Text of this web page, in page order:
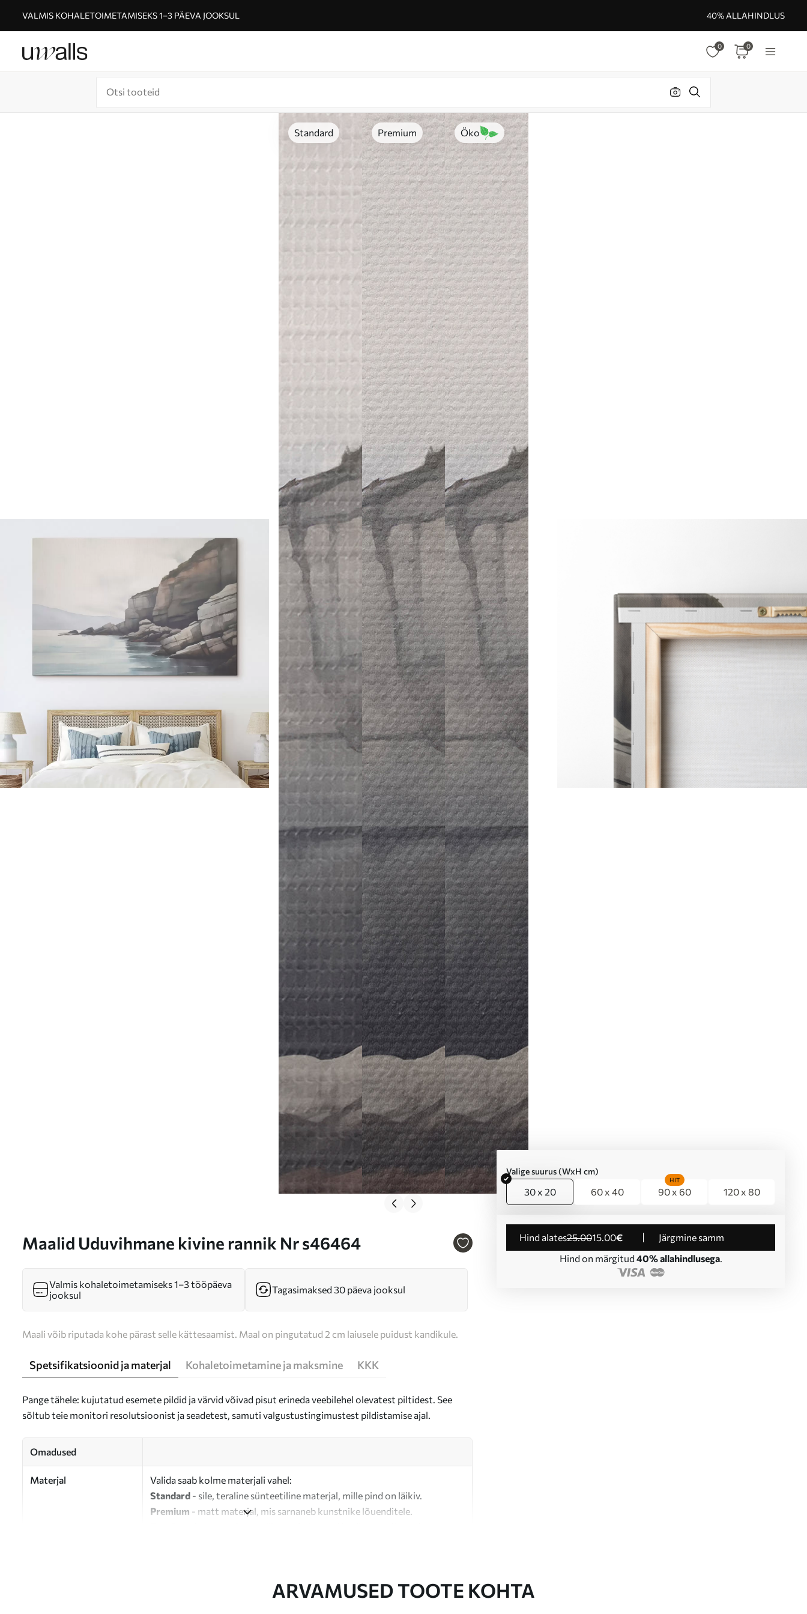
VALMIS KOHALETOIMETAMISEKS 1–3 PÄEVA JOOKSUL 40% ALLAHINDLUS
0 0
Standard Premium Öko
Maalid Uduvihmane kivine rannik Nr s46464
Valige suurus (WxH cm)
30 x 20 60 x 40 90 x 60
HIT
120 x 80
Hind alates25.0015.00€
Järgmine samm
Hind on märgitud 40% allahindlusega.
Valmis kohaletoimetamiseks 1–3 tööpäeva
jooksul
Tagasimaksed 30 päeva jooksul
Maali võib riputada kohe pärast selle kättesaamist. Maal on pingutatud 2 cm laiusele puidust kandikule.
Spetsifikatsioonid ja materjal Kohaletoimetamine ja maksmine KKK
Pange tähele: kujutatud esemete pildid ja värvid võivad pisut erineda veebilehel olevatest piltidest. See
sõltub teie monitori resolutsioonist ja seadetest, samuti valgustustingimustest pildistamise ajal.
Omadused
Materjal
Valida saab kolme materjali vahel:
Standard - sile, teraline sünteetiline materjal, mille pind on läikiv.
Premium - matt materjal, mis sarnaneb kunstnike lõuenditele.
ARVAMUSED TOOTE KOHTA